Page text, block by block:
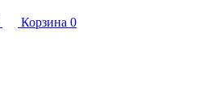
Корзина 0